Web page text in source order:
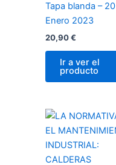
Tapa blanda – 20
Enero 2023
20,90€
Ir a ver el
producto